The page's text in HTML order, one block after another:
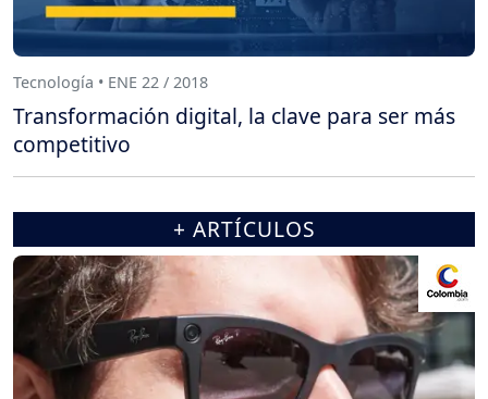
Tecnología • ENE 22 / 2018
Transformación digital, la clave para ser más
competitivo
+ ARTÍCULOS